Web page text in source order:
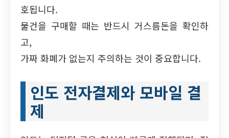
호됩니다.
물건을 구매할 때는 반드시 거스름돈을 확인하
고,
가짜 화폐가 없는지 주의하는 것이 중요합니다.
인도 전자결제와 모바일 결
제